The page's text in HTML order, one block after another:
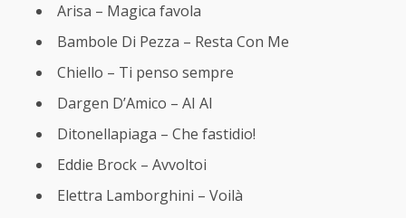
Arisa – Magica favola
Bambole Di Pezza – Resta Con Me
Chiello – Ti penso sempre
Dargen D’Amico – AI AI
Ditonellapiaga – Che fastidio!
Eddie Brock – Avvoltoi
Elettra Lamborghini – Voilà